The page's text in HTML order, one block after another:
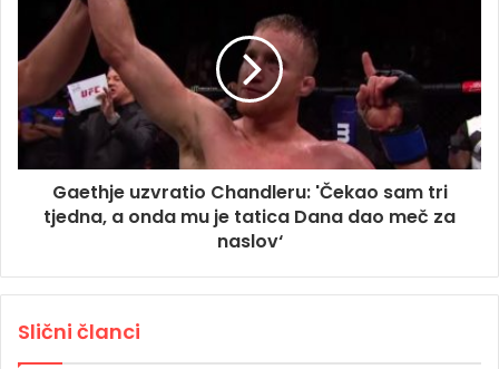
Gaethje uzvratio Chandleru: 'Čekao sam tri
tjedna, a onda mu je tatica Dana dao meč za
naslov‘
Slični članci